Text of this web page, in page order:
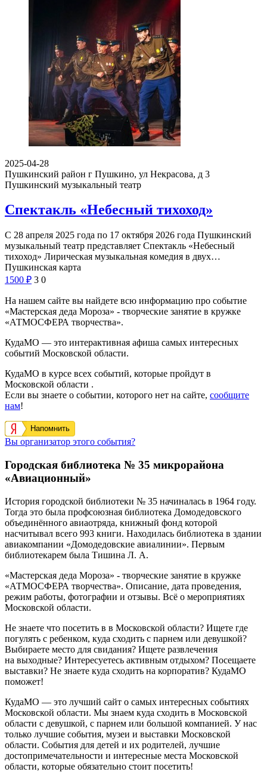
2025-04-28
Пушкинский район г Пушкино, ул Некрасова, д 3
Пушкинский музыкальный театр
Спектакль «Небесный тихоход»
С 28 апреля 2025 года по 17 октября 2026 года Пушкинский
музыкальный театр представляет Спектакль «Небесный
тихоход» Лирическая музыкальная комедия в двух…
Пушкинская карта
1500 ₽ 3 0
На нашем сайте вы найдете всю информацию про событие
«Мастерская деда Мороза» - творческие занятие в кружке
«АТМОСФЕРА творчества».
КудаМО — это интерактивная афиша самых интересных
событий Московской области.
КудаМО в курсе всех событий, которые пройдут в
Московской области .
Если вы знаете о событии, которого нет на сайте, сообщите
нам!
Напомнить
Вы организатор этого события?
Городская библиотека № 35 микрорайона
«Авиационный»
История городской библиотеки № 35 начиналась в 1964 году.
Тогда это была профсоюзная библиотека Домодедовского
объединённого авиаотряда, книжный фонд которой
насчитывал всего 993 книги. Находилась библиотека в здании
авиакомпании «Домодедовские авиалинии». Первым
библиотекарем была Тишина Л. А.
«Мастерская деда Мороза» - творческие занятие в кружке
«АТМОСФЕРА творчества». Описание, дата проведения,
режим работы, фотографии и отзывы. Всё о мероприятиях
Московской области.
Не знаете что посетить в в Московской области? Ищете где
погулять с ребенком, куда сходить с парнем или девушкой?
Выбираете место для свидания? Ищете развлечения
на выходные? Интересуетесь активным отдыхом? Посещаете
выставки? Не знаете куда сходить на корпоратив? КудаМО
поможет!
КудаМО — это лучший сайт о самых интересных событиях
Московской области. Мы знаем куда сходить в Московской
области с девушкой, с парнем или большой компанией. У нас
только лучшие события, музеи и выставки Московской
области. События для детей и их родителей, лучшие
достопримечательности и интересные места Московской
области, которые обязательно стоит посетить!